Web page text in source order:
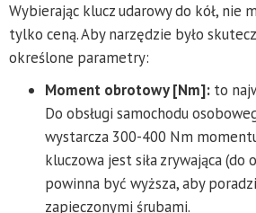
Wybierając klucz udarowy do kół, nie
tylko ceną. Aby narzędzie było
określone parametry:
Moment obrotowy [Nm]: to
Do obsługi samochodu
wystarcza 300-400 Nm
kluczowa jest siła zrywająca (do
powinna być wyższa, aby
zapieczonymi śrubami.